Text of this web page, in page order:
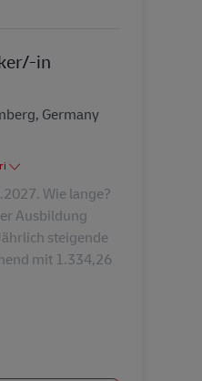
in
Germany
Wie lange?
Ausbildung
steigende
mit 1.334,26